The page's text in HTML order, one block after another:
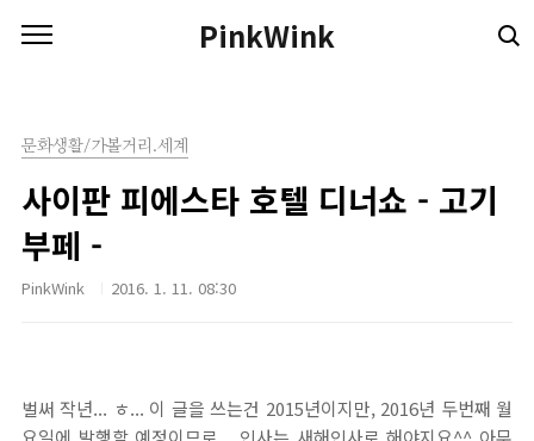
PinkWink
문화생활/가볼거리.세계
사이판 피에스타 호텔 디너쇼 - 고기
부페 -
PinkWink 2016. 1. 11. 08:30
벌써 작년... ㅎ... 이 글을 쓰는건 2015년이지만, 2016년 두번째 월